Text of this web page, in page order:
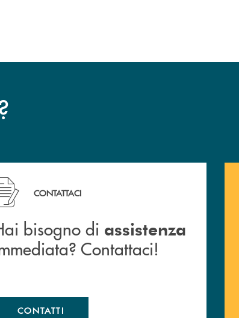
di Banca Monte Pruno
bisogno di assistenza immediata? Contattaci!
CONTATTACI
bisogno di assistenza
Contattaci!
CONTATTI